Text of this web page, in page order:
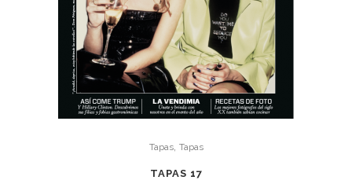
Tapas, Tapas
TAPAS 17